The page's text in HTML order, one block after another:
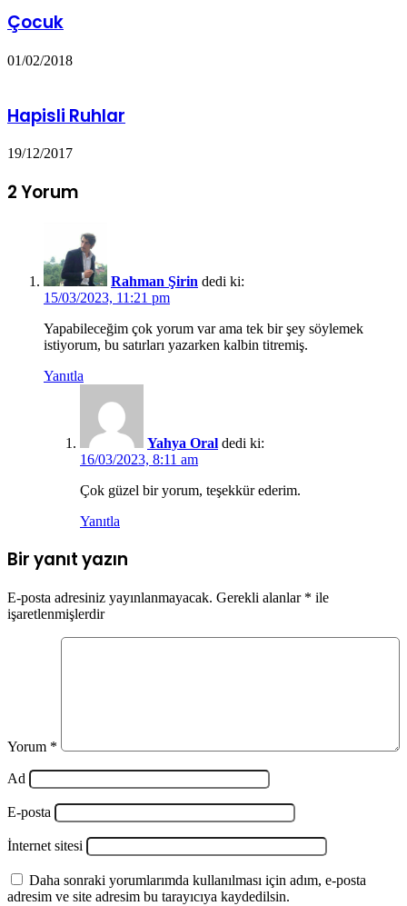
Çocuk
01/02/2018
Hapisli Ruhlar
19/12/2017
2 Yorum
Rahman Şirin dedi ki:
15/03/2023, 11:21 pm
Yapabileceğim çok yorum var ama tek bir şey söylemek
istiyorum, bu satırları yazarken kalbin titremiş.
Yanıtla
Yahya Oral dedi ki:
16/03/2023, 8:11 am
Çok güzel bir yorum, teşekkür ederim.
Yanıtla
Bir yanıt yazın
E-posta adresiniz yayınlanmayacak. Gerekli alanlar * ile
işaretlenmişlerdir
Yorum *
Ad
E-posta
İnternet sitesi
Daha sonraki yorumlarımda kullanılması için adım, e-posta
adresim ve site adresim bu tarayıcıya kaydedilsin.